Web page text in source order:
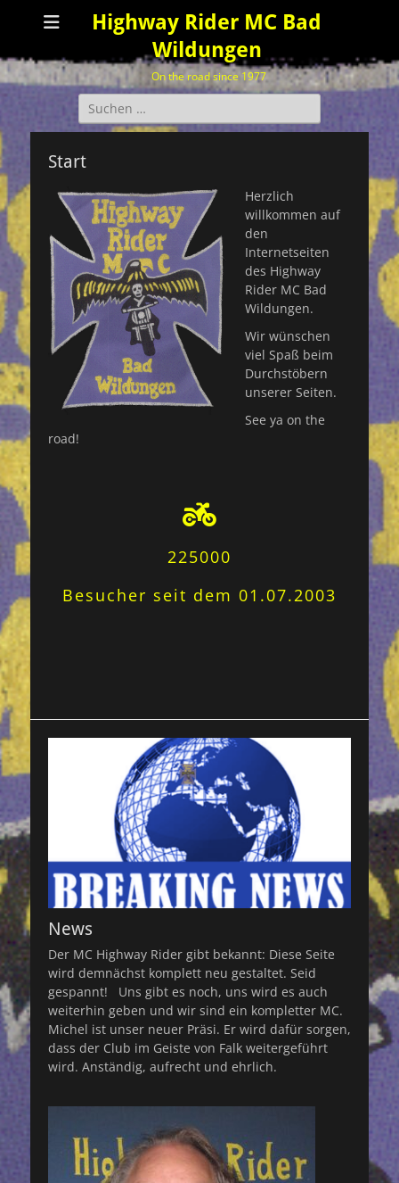
Highway Rider MC Bad
Wildungen
On the road since 1977
Suchen
nach:
Start
Herzlich
willkommen auf
den
Internetseiten
des Highway
Rider MC Bad
Wildungen.
Wir wünschen
viel Spaß beim
Durchstöbern
unserer Seiten.
See ya on the
road!
225000
Besucher seit dem 01.07.2003
News
Der MC Highway Rider gibt bekannt: Diese Seite
wird demnächst komplett neu gestaltet. Seid
gespannt! Uns gibt es noch, uns wird es auch
weiterhin geben und wir sind ein kompletter MC.
Michel ist unser neuer Präsi. Er wird dafür sorgen,
dass der Club im Geiste von Falk weitergeführt
wird. Anständig, aufrecht und ehrlich.